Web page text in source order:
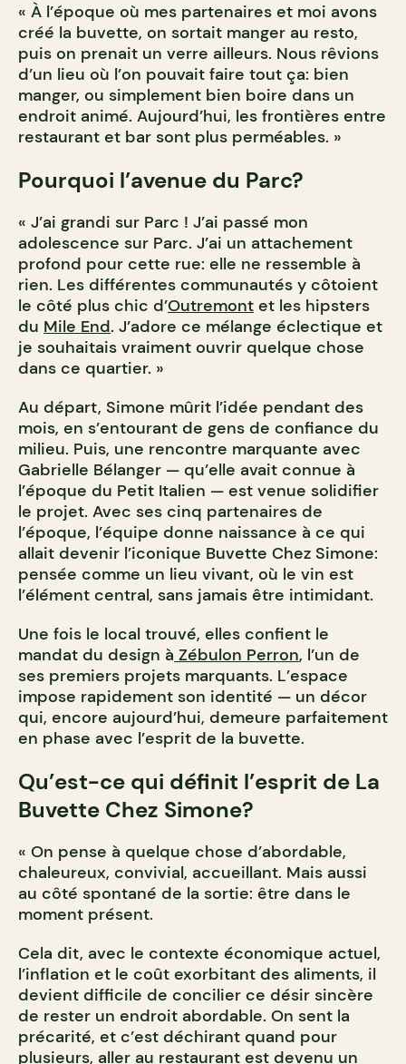
« À l’époque où mes partenaires et moi avons
créé la buvette, on sortait manger au resto,
puis on prenait un verre ailleurs. Nous rêvions
d’un lieu où l’on pouvait faire tout ça: bien
manger, ou simplement bien boire dans un
endroit animé. Aujourd’hui, les frontières entre
restaurant et bar sont plus perméables. »
Pourquoi l’avenue du Parc?
« J’ai grandi sur Parc ! J’ai passé mon
adolescence sur Parc. J’ai un attachement
profond pour cette rue: elle ne ressemble à
rien. Les différentes communautés y côtoient
le côté plus chic d’Outremont et les hipsters
du Mile End. J’adore ce mélange éclectique et
je souhaitais vraiment ouvrir quelque chose
dans ce quartier. »
Au départ, Simone mûrit l’idée pendant des
mois, en s’entourant de gens de confiance du
milieu. Puis, une rencontre marquante avec
Gabrielle Bélanger — qu’elle avait connue à
l’époque du Petit Italien — est venue solidifier
le projet. Avec ses cinq partenaires de
l’époque, l’équipe donne naissance à ce qui
allait devenir l’iconique Buvette Chez Simone:
pensée comme un lieu vivant, où le vin est
l’élément central, sans jamais être intimidant.
Une fois le local trouvé, elles confient le
mandat du design à Zébulon Perron, l’un de
ses premiers projets marquants. L’espace
impose rapidement son identité — un décor
qui, encore aujourd’hui, demeure parfaitement
en phase avec l’esprit de la buvette.
Qu’est-ce qui définit l’esprit de La
Buvette Chez Simone?
« On pense à quelque chose d’abordable,
chaleureux, convivial, accueillant. Mais aussi
au côté spontané de la sortie: être dans le
moment présent.
Cela dit, avec le contexte économique actuel,
l’inflation et le coût exorbitant des aliments, il
devient difficile de concilier ce désir sincère
de rester un endroit abordable. On sent la
précarité, et c’est déchirant quand pour
plusieurs, aller au restaurant est devenu un